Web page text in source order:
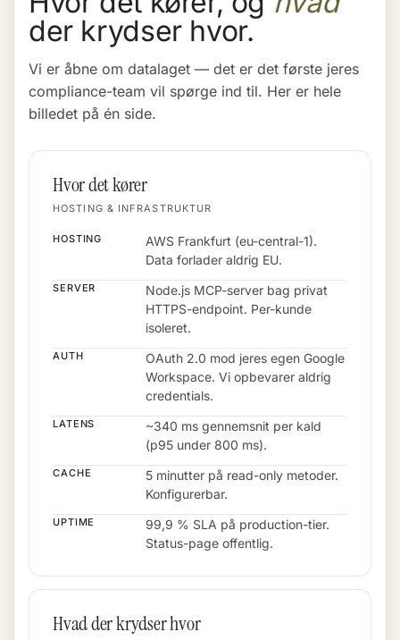
der krydser hvor.
Vi er åbne om datalaget — det er det første jeres
compliance-team vil spørge ind til. Her er hele
billedet på én side.
Hvor det kører
HOSTING & INFRASTRUKTUR
HOSTING
AWS Frankfurt (eu-central-1).
Data forlader aldrig EU.
SERVER
Node.js MCP-server bag privat
HTTPS-endpoint. Per-kunde
isoleret.
AUTH
OAuth 2.0 mod jeres egen Google
Workspace. Vi opbevarer aldrig
credentials.
LATENS
~340 ms gennemsnit per kald
(p95 under 800 ms).
CACHE
5 minutter på read-only metoder.
Konfigurerbar.
UPTIME
99,9 % SLA på production-tier.
Status-page offentlig.
Hvad der krydser hvor